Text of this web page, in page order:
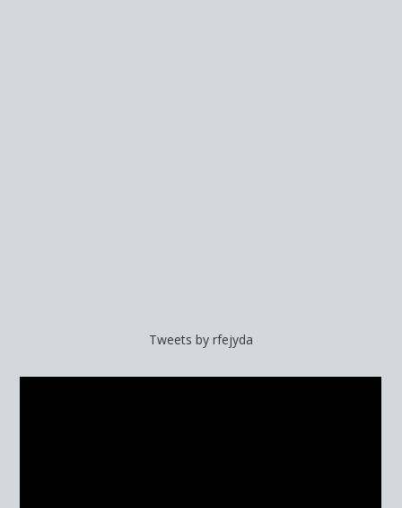
Tweets by rfejyda